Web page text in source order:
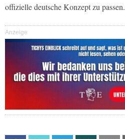
offizielle deutsche Konzept zu passen.
Anzeige